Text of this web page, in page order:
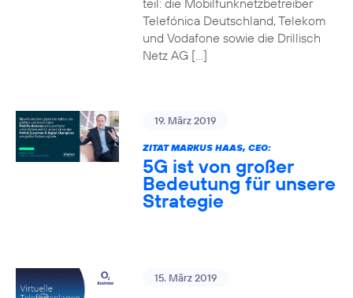
teil: die Mobilfunknetzbetreiber
Telefónica Deutschland, Telekom
und Vodafone sowie die Drillisch
Netz AG […]
19. März 2019
ZITAT MARKUS HAAS, CEO:
5G ist von großer
Bedeutung für unsere
Strategie
15. März 2019